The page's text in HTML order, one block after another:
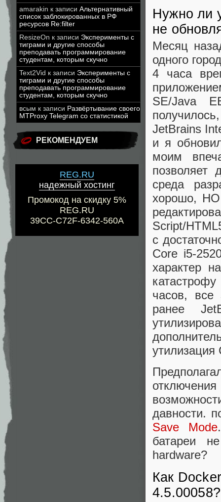
amarakin к записи Альтернативный
список заблокированных в РФ
ресурсов Re:filter
ResizeOn к записи Эксперименты с
тиграми и другие способы
преподавать программирование
студентам, которым скучно
Text2Vid к записи Эксперименты с
тиграми и другие способы
преподавать программирование
студентам, которым скучно
всым к записи Развёртывание своего
MTProxy Telegram со статистикой
РЕКОМЕНДУЕМ
REG.RU
надежный хостинг
Промокод на скидку 5%
REG.RU
39CC-C72F-6342-560A
Нужно ли
не
Месяц
одного
4 часа
SE/Java
JetBrains
и я
моим
позволяет
среда
хорошо, НО
Script/
с
Core i5-
характер
часов, все
ранее
утилизация
давности.
Save Mode
батареи
hardware?
Как
4.5.00058?